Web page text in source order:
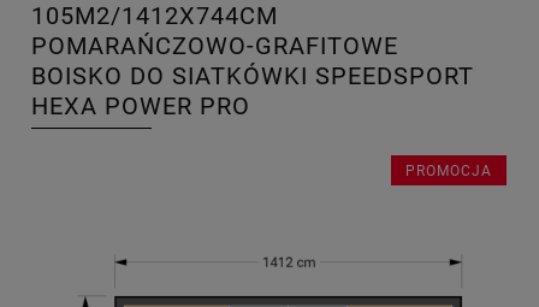
105M2/1412X744CM
POMARAŃCZOWO-GRAFITOWE
BOISKO DO SIATKÓWKI SPEEDSPORT
HEXA POWER PRO
PROMOCJA